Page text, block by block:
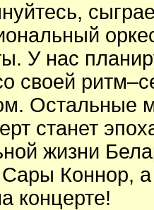
У нас
своей
станет
жизни
Сары Коннор,
концерте!